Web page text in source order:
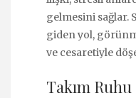
gelmesini sağlar.
giden yol,
ve cesaretiyle
Takım